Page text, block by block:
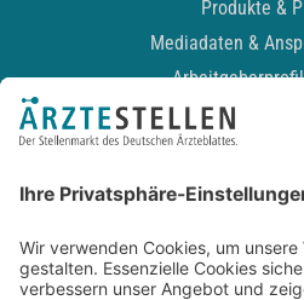
Produkte &
Mediadaten &
Recruiting-
Kontakt